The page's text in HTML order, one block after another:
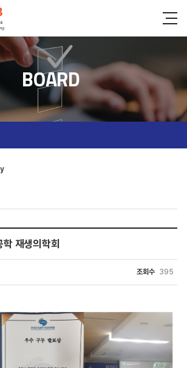
BOARD
재생의학회
조회수 395